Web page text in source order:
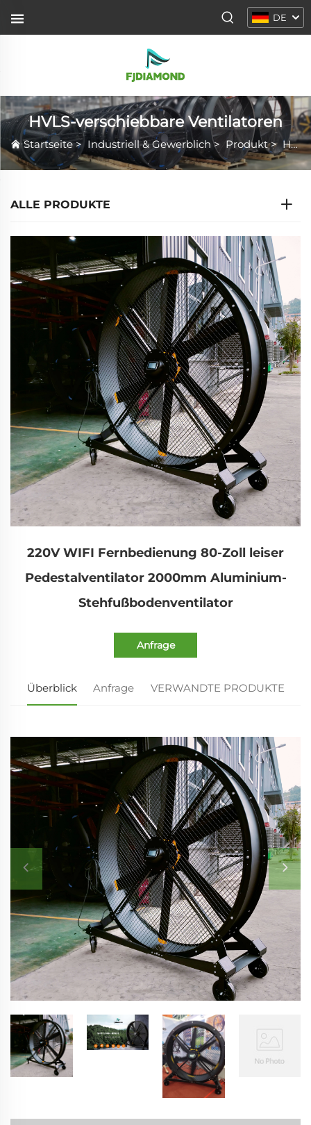
DE
HVLS-verschiebbare Ventilatoren
Startseite> Industriell & Gewerblich> Produkt> HVLS-verschiebbare Ventilatoren
ALLE PRODUKTE
220V WIFI Fernbedienung 80-Zoll leiser
Pedestalventilator 2000mm Aluminium-
Stehfußbodenventilator
Anfrage
Überblick Anfrage VERWANDTE PRODUKTE